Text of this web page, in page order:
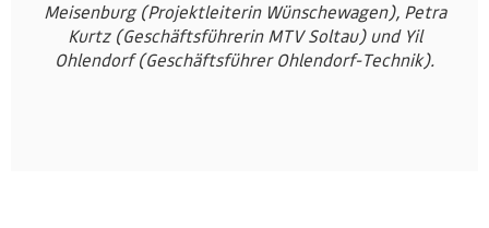
Meisenburg (Projektleiterin Wünschewagen), Petra
Kurtz (Geschäftsführerin MTV Soltau) und Yil
Ohlendorf (Geschäftsführer Ohlendorf-Technik).